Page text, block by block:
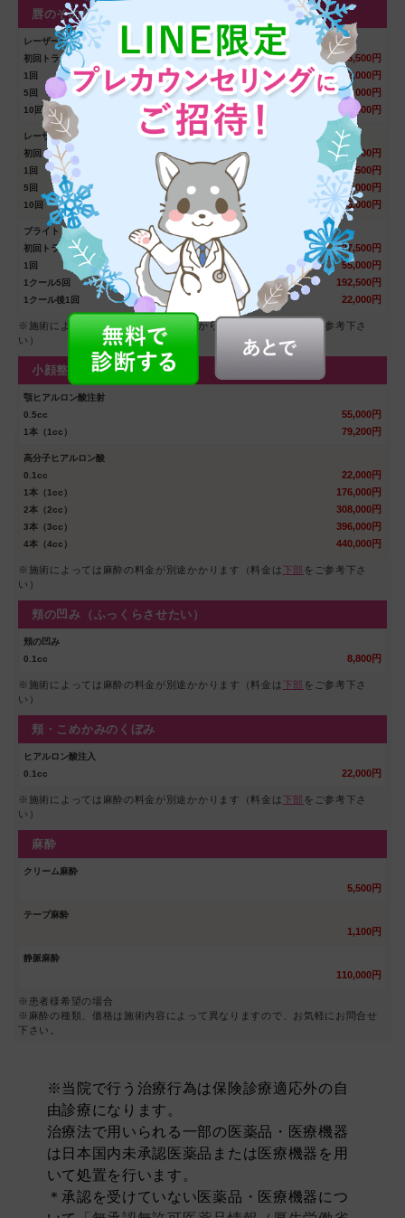
唇のその他の治療
レーザーリップティント
初回トライアル
16,500円
1回 22,000円
5回 77,000円
10回 110,000円
レーザートーニング
初回トライアル
16,500円
1回 27,500円
5回 110,000円
10回 165,000円
ブライトトーニング
初回トライアル
27,500円
1回 55,000円
1クール5回 192,500円
1クール後1回 22,000円
※施術によっては麻酔の料金が別途かかります（料金は
をご参考下さ
い）
小顔整形
顎ヒアルロン酸注射
0.5cc
55,000円
1本（1cc） 79,200円
高分子ヒアルロン酸
0.1cc
22,000円
1本（1cc） 176,000円
2本（2cc） 308,000円
3本（3cc） 396,000円
4本（4cc） 440,000円
※施術によっては麻酔の料金が別途かかります（料金は 下部 をご参考下さ
い）
頬の凹み（ふっくらさせたい）
頬の凹み
0.1cc
8,800円
※施術によっては麻酔の料金が別途かかります（料金は 下部 をご参考下さ
い）
頬・こめかみのくぼみ
ヒアルロン酸注入
0.1cc
22,000円
※施術によっては麻酔の料金が別途かかります（料金は 下部 をご参考下さ
い）
麻酔
クリーム麻酔
5,500円
テープ麻酔
1,100円
静脈麻酔
110,000円
※患者様希望の場合
※麻酔の種類、価格は施術内容によって異なりますので、お気軽にお問合せ
下さい。
※当院で行う治療行為は保険診療適応外の自
由診療になります。
治療法で用いられる一部の医薬品・医療機器
は日本国内未承認医薬品または医療機器を用
いて処置を行います。
＊承認を受けていない医薬品・医療機器につ